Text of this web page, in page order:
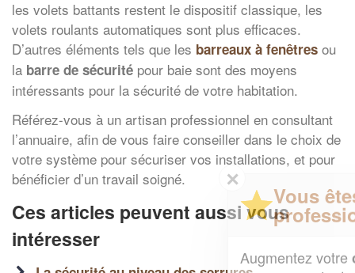
les volets battants restent le dispositif classique, les
volets roulants automatiques sont plus efficaces.
D’autres éléments tels que les barreaux à fenêtres ou
la barre de sécurité pour baie sont des moyens
intéressants pour la sécurité de votre habitation.
Référez-vous à un artisan professionnel en consultant
l’annuaire, afin de vous faire conseiller dans le choix de
votre système pour sécuriser vos installations, et pour
bénéficier d’un travail soigné.
Ces articles peuvent aussi vous
intéresser
✕
Vous êtes un
professionnel ?
chiffre d'affaireset